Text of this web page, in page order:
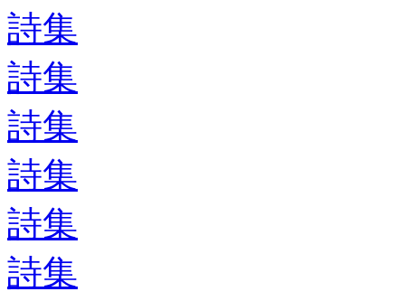
詩集
詩集
詩集
詩集
詩集
詩集